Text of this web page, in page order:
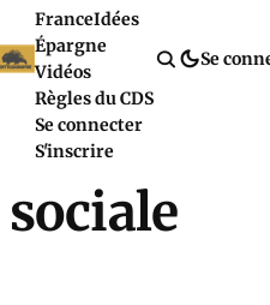
FranceIdées
Épargne
Vidéos
Règles du CDS
Se connecter
S'inscrire
Se